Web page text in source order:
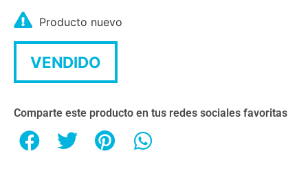
Producto nuevo
VENDIDO
Comparte este producto en tus redes sociales favoritas